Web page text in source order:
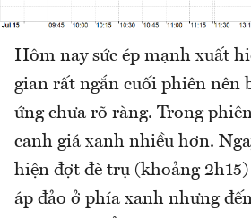
Hôm nay sức ép mạnh xuất
gian rất ngắn cuối phiên nên
ứng chưa rõ ràng. Trong
canh giá xanh nhiều hơn.
hiện đợt đè trụ (khoảng
áp đảo ở phía xanh nhưng